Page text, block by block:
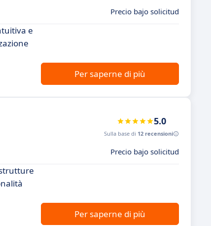
Precio bajo solicitud
e
Per saperne di più
5.0
Sulla base di 12 recensioni
Precio bajo solicitud
Per saperne di più